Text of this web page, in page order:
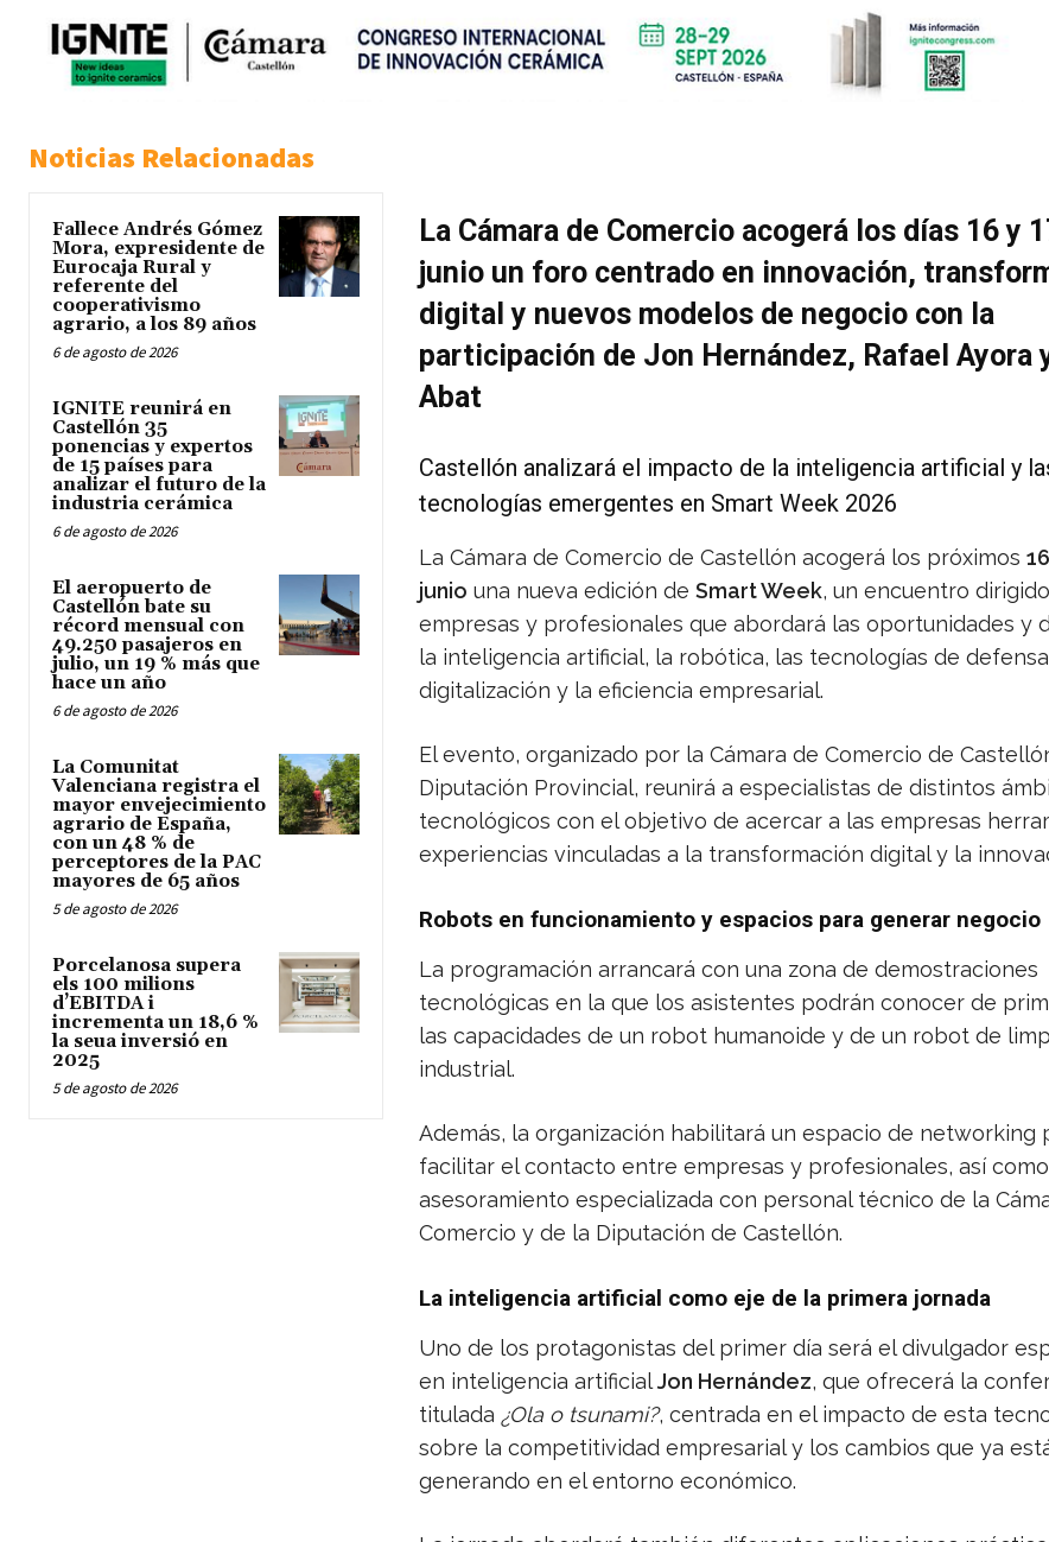
Noticias Relacionadas
Fallece Andrés Gómez
Mora, expresidente de
Eurocaja Rural y
referente del
cooperativismo
agrario, a los 89 años
6 de agosto de 2026
IGNITE reunirá en
Castellón 35
ponencias y expertos
de 15 países para
analizar el futuro de la
industria cerámica
6 de agosto de 2026
El aeropuerto de
Castellón bate su
récord mensual con
49.250 pasajeros en
julio, un 19 % más que
hace un año
6 de agosto de 2026
La Comunitat
Valenciana registra el
mayor envejecimiento
agrario de España,
con un 48 % de
perceptores de la PAC
mayores de 65 años
5 de agosto de 2026
Porcelanosa supera
els 100 milions
d’EBITDA i
incrementa un 18,6 %
la seua inversió en
2025
5 de agosto de 2026
La Cámara de Comercio acogerá los días 16 y
junio un foro centrado en innovación,
digital y nuevos modelos de negocio con la
participación de Jon Hernández, Rafael Ayora
Abat
Castellón analizará el impacto de la inteligencia artificial y
tecnologías emergentes en Smart Week 2026
La Cámara de Comercio de Castellón acogerá los próximos
junio una nueva edición de Smart Week, un encuentro
empresas y profesionales que abordará las oportunidades y
la inteligencia artificial, la robótica, las tecnologías de
digitalización y la eficiencia empresarial.
El evento, organizado por la Cámara de Comercio de
Diputación Provincial, reunirá a especialistas de distintos
tecnológicos con el objetivo de acercar a las empresas
experiencias vinculadas a la transformación digital y la
Robots en funcionamiento y espacios para generar negocio
La programación arrancará con una zona de demostraciones
tecnológicas en la que los asistentes podrán conocer de
las capacidades de un robot humanoide y de un robot de
industrial.
Además, la organización habilitará un espacio de networking
facilitar el contacto entre empresas y profesionales, así
asesoramiento especializada con personal técnico de la
Comercio y de la Diputación de Castellón.
La inteligencia artificial como eje de la primera jornada
Uno de los protagonistas del primer día será el divulgador
en inteligencia artificialJon Hernández, que ofrecerá la
titulada ¿Ola o tsunami?, centrada en el impacto de esta
sobre la competitividad empresarial y los cambios que ya
generando en el entorno económico.